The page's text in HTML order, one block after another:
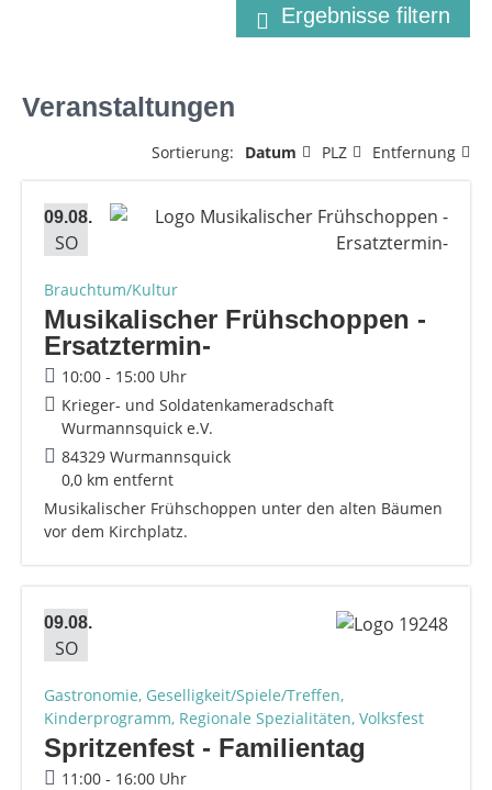
Ergebnisse filtern
Veranstaltungen
Sortierung: Datum PLZ Entfernung
09.08.
SO
Brauchtum/Kultur
Musikalischer Frühschoppen -
Ersatztermin-
10:00 - 15:00 Uhr
Krieger- und Soldatenkameradschaft
Wurmannsquick e.V.
84329 Wurmannsquick
0,0 km entfernt
Musikalischer Frühschoppen unter den alten Bäumen
vor dem Kirchplatz.
09.08.
SO
Gastronomie, Geselligkeit/Spiele/Treffen,
Kinderprogramm, Regionale Spezialitäten, Volksfest
Spritzenfest - Familientag
11:00 - 16:00 Uhr